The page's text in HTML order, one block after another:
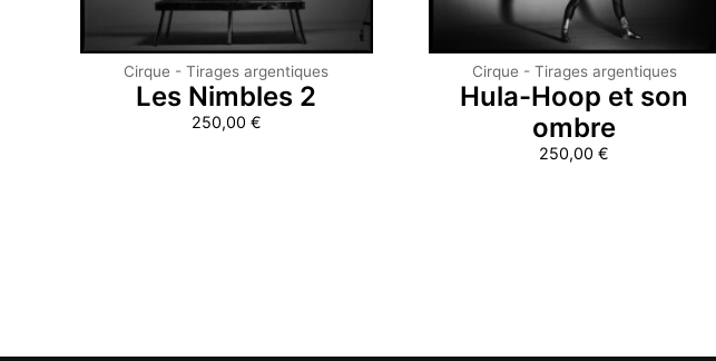
Cirque - Tirages argentiques
Les Nimbles 2
250,00 €
Cirque - Tirages argentiques
Hula-Hoop et son
ombre
250,00€